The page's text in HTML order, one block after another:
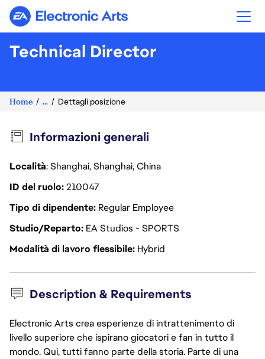
Electronic Arts
Technical Director
Home ... Dettagli posizione
Informazioni generali
Località: Shanghai, Shanghai, China
ID del ruolo210047
Tipo di dipendente Regular Employee
Studio/Reparto EA Studios - SPORTS
Modalità di lavoro flessibile Hybrid
Description & Requirements
Electronic Arts crea esperienze di intrattenimento di
livello superiore che ispirano giocatori e fan in tutto il
mondo. Qui, tutti fanno parte della storia. Parte di una